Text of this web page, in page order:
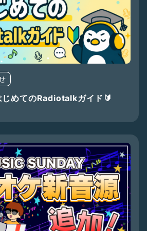
じめてのRadiotalkガイド🔰